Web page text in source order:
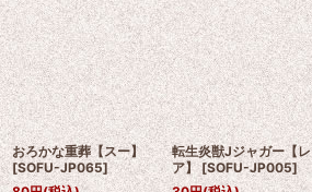
おろかな重葬【スー】
[SOFU-JP065]
転生炎獣Jジャガー【レ
ア】 [SOFU-JP005]